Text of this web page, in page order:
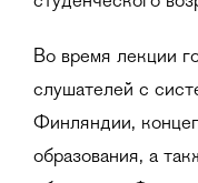
Во время лекции
слушателей с
Финляндии,
образования, а